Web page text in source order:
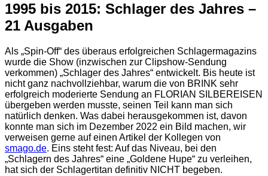
1995 bis 2015: Schlager des Jahres –
21 Ausgaben
Als „Spin-Off“ des überaus erfolgreichen Schlagermagazins
wurde die Show (inzwischen zur Clipshow-Sendung
verkommen) „Schlager des Jahres“ entwickelt. Bis heute ist
nicht ganz nachvollziehbar, warum die von BRINK sehr
erfolgreich moderierte Sendung an FLORIAN SILBEREISEN
übergeben werden musste, seinen Teil kann man sich
natürlich denken. Was dabei herausgekommen ist, davon
konnte man sich im Dezember 2022 ein Bild machen, wir
verweisen gerne auf einen Artikel der Kollegen von
smago.de. Eins steht fest: Auf das Niveau, bei den
„Schlagern des Jahres“ eine „Goldene Hupe“ zu verleihen,
hat sich der Schlagertitan definitiv NICHT begeben.